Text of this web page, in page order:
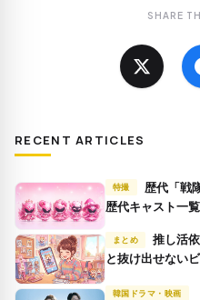
SHARE
RECENT ARTICLES
特撮
歴代キャスト一
まとめ
推し活依存はなぜ起きる？有名人崇拝症候群
と抜け出せない
韓国ドラマ・映画